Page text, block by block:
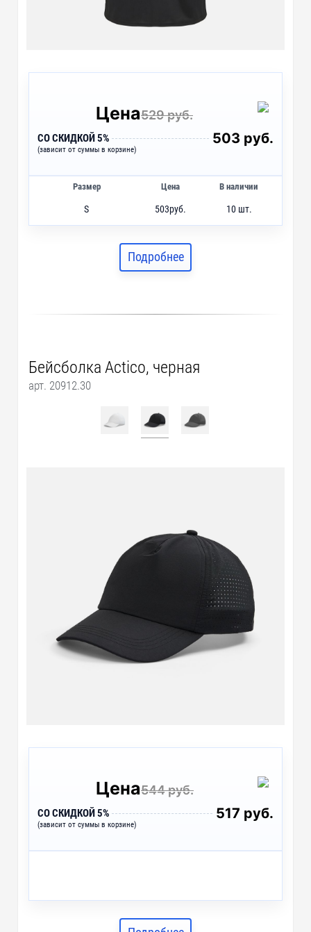
Цена529 руб.
СО СКИДКОЙ 5%
(зависит от суммы в корзине)
503 руб.
Размер Цена В наличии
S 503руб.
10 шт.
Подробнее
Бейсболка Actico, черная
арт. 20912.30
Цена544 руб.
СО СКИДКОЙ 5%
(зависит от суммы в корзине)
517 руб.